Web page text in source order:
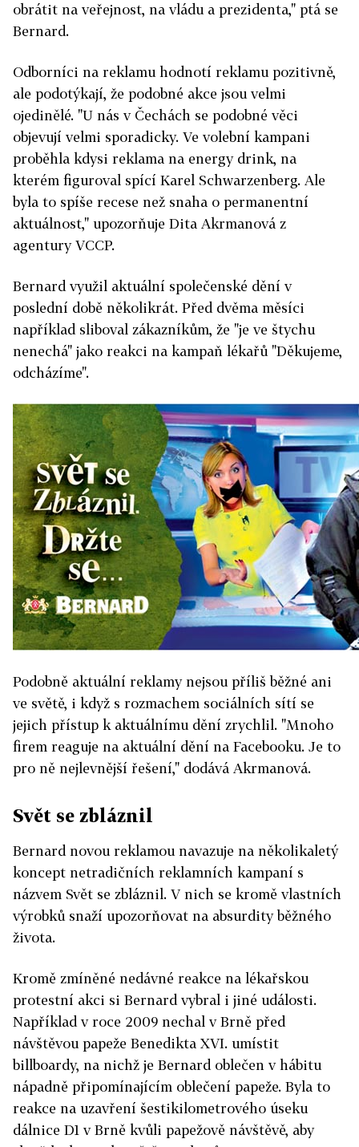
obrátit na veřejnost, na vládu a prezidenta," ptá se
Bernard.
Odborníci na reklamu hodnotí reklamu pozitivně,
ale podotýkají, že podobné akce jsou velmi
ojedinělé. "U nás v Čechách se podobné věci
objevují velmi sporadicky. Ve volební kampani
proběhla kdysi reklama na energy drink, na
kterém figuroval spící Karel Schwarzenberg. Ale
byla to spíše recese než snaha o permanentní
aktuálnost," upozorňuje Dita Akrmanová z
agentury VCCP.
Bernard využil aktuální společenské dění v
poslední době několikrát. Před dvěma měsíci
například sliboval zákazníkům, že "je ve štychu
nenechá" jako reakci na kampaň lékařů "Děkujeme,
odcházíme".
Podobně aktuální reklamy nejsou příliš běžné ani
ve světě, i když s rozmachem sociálních sítí se
jejich přístup k aktuálnímu dění zrychlil. "Mnoho
firem reaguje na aktuální dění na Facebooku. Je to
pro ně nejlevnější řešení," dodává Akrmanová.
Svět se zbláznil
Bernard novou reklamou navazuje na několikaletý
koncept netradičních reklamních kampaní s
názvem Svět se zbláznil. V nich se kromě vlastních
výrobků snaží upozorňovat na absurdity běžného
života.
Kromě zmíněné nedávné reakce na lékařskou
protestní akci si Bernard vybral i jiné události.
Například v roce 2009 nechal v Brně před
návštěvou papeže Benedikta XVI. umístit
billboardy, na nichž je Bernard oblečen v hábitu
nápadně připomínajícím oblečení papeže. Byla to
reakce na uzavření šestikilometrového úseku
dálnice D1 v Brně kvůli papežově návštěvě, aby